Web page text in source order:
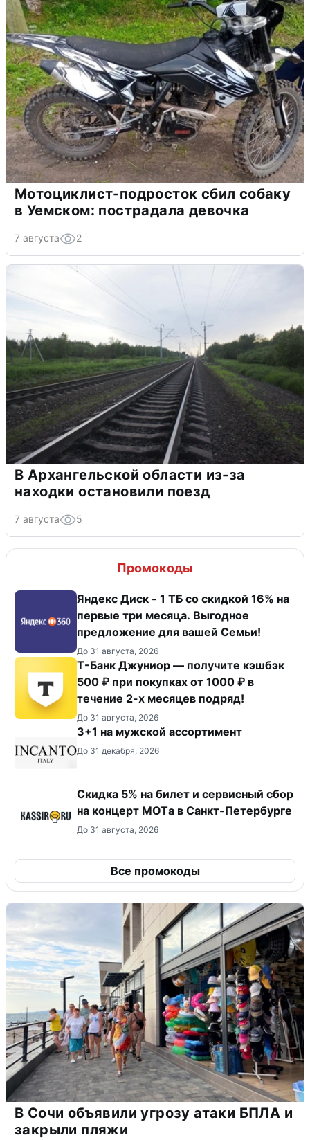
Мотоциклист-подросток сбил собаку
в Уемском: пострадала девочка
7 августа 2
В Архангельской области из-за
находки остановили поезд
7 августа 5
Промокоды
Яндекс Диск - 1 ТБ со скидкой 16% на
первые три месяца. Выгодное
предложение для вашей Семьи!
До 31 августа, 2026
Т-Банк Джуниор — получите кэшбэк
500 ₽ при покупках от 1000 ₽ в
течение 2-х месяцев подряд!
До 31 августа, 2026
3+1 на мужской ассортимент
До 31 декабря, 2026
Скидка 5% на билет и сервисный сбор
на концерт MOTа в Санкт-Петербурге
До 31 августа, 2026
Все промокоды
В Сочи объявили угрозу атаки БПЛА и
закрыли пляжи